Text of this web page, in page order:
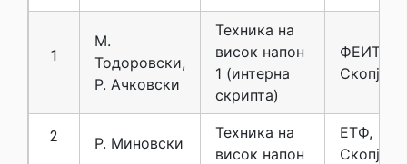
1
М.
Тодоровски,
Р. Ачковски
Техника на
висок напон
1 (интерна
скрипта)
ФЕИТ,
Скопје
2 Р. Миновски
Техника на
висок напон
ЕТФ,
Скопје